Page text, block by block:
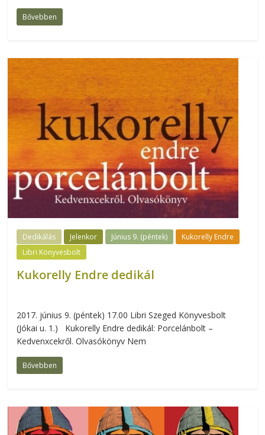
Bővebben
Dedikálás Jelenkor Június 9. (péntek)
Kukorelly Endre
Libri Könyvesbolt
Kukorelly Endre dedikál
2017. június 9. (péntek) 17.00 Libri Szeged Könyvesbolt
(Jókai u. 1.) Kukorelly Endre dedikál: Porcelánbolt –
Kedvenxcekről. Olvasókönyv Nem
Bővebben